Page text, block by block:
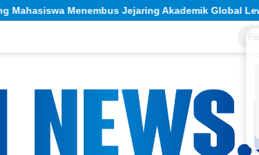
Global Lewat Kolaborasi Diaspora Indonesia